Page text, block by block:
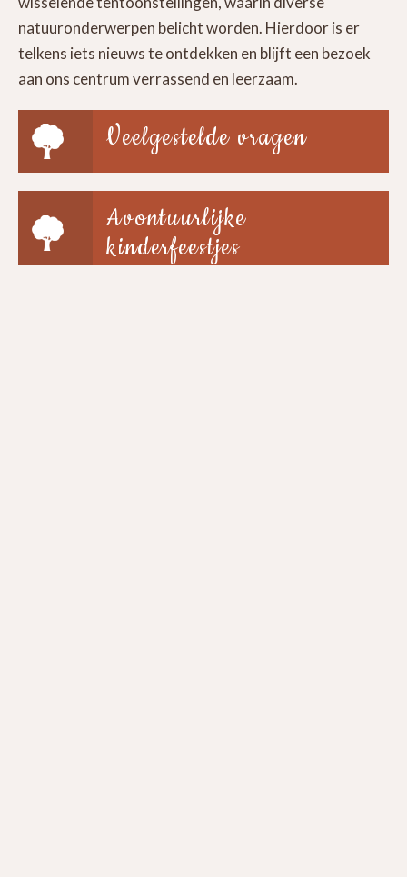
natuuronderwerpen belicht worden. Hierdoor is er
telkens iets nieuws te ontdekken en blijft een bezoek
aan ons centrum verrassend en leerzaam.
Veelgestelde vragen
Avontuurlijke
kinderfeestjes